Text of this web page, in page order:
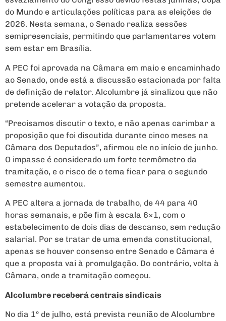
do Mundo e articulações políticas para as eleições de
2026. Nesta semana, o Senado realiza sessões
semipresenciais, permitindo que parlamentares votem
sem estar em Brasília.
A PEC foi aprovada na Câmara em maio e encaminhado
ao Senado, onde está a discussão estacionada por falta
de definição de relator. Alcolumbre já sinalizou que não
pretende acelerar a votação da proposta.
“Precisamos discutir o texto, e não apenas carimbar a
proposição que foi discutida durante cinco meses na
Câmara dos Deputados”, afirmou ele no início de junho.
O impasse é considerado um forte termômetro da
tramitação, e o risco de o tema ficar para o segundo
semestre aumentou.
A PEC altera a jornada de trabalho, de 44 para 40
horas semanais, e põe fim à escala 6×1, com o
estabelecimento de dois dias de descanso, sem redução
salarial. Por se tratar de uma emenda constitucional,
apenas se houver consenso entre Senado e Câmara é
que a proposta vai à promulgação. Do contrário, volta à
Câmara, onde a tramitação começou.
Alcolumbre receberá centrais sindicais
No dia 1º de julho, está prevista reunião de Alcolumbre